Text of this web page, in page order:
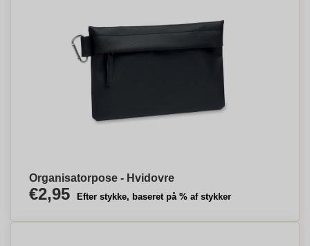
Organisatorpose - Hvidovre
€2,95 Efter stykke, baseret på % af stykker